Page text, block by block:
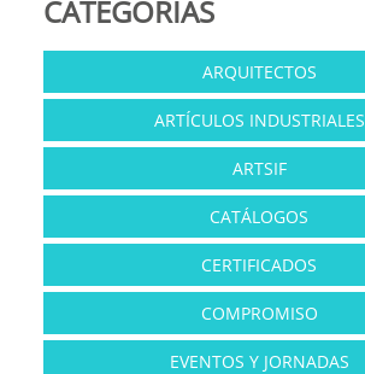
CATEGORÍAS
ARQUITECTOS
ARTÍCULOS INDUSTRIALES
ARTSIF
CATÁLOGOS
CERTIFICADOS
COMPROMISO
EVENTOS Y JORNADAS